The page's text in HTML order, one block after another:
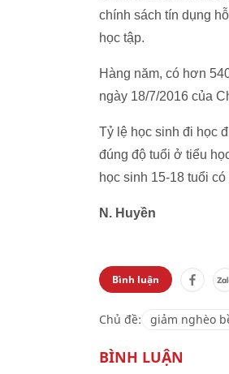
chính sách tín dụng
học tập.
Hàng năm, có hơn
ngày 18/7/2016 của
Tỷ lệ học sinh đi học
đúng độ tuổi ở tiểu
học sinh 15-18 tuổi
N. Huyền
Bình luận
Chủ đề: giảm nghèo